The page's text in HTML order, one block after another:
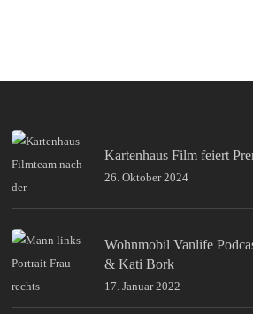
Kartenhaus Film feiert
26. Oktober 2024
Wohnmobil Vanlife
& Kati Bork
17. Januar 2022